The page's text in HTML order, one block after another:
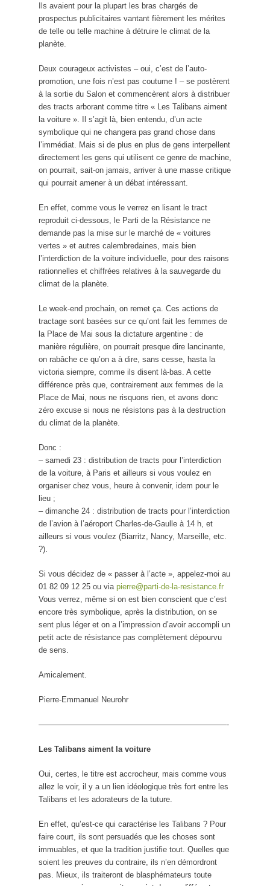
Ils avaient pour la plupart les bras chargés de
prospectus publicitaires vantant fièrement les mérites
de telle ou telle machine à détruire le climat de la
planète.
Deux courageux activistes – oui, c’est de l’auto-
promotion, une fois n’est pas coutume ! – se postèrent
à la sortie du Salon et commencèrent alors à distribuer
des tracts arborant comme titre « Les Talibans aiment
la voiture ». Il s’agit là, bien entendu, d’un acte
symbolique qui ne changera pas grand chose dans
l’immédiat. Mais si de plus en plus de gens interpellent
directement les gens qui utilisent ce genre de machine,
on pourrait, sait-on jamais, arriver à une masse critique
qui pourrait amener à un débat intéressant.
En effet, comme vous le verrez en lisant le tract
reproduit ci-dessous, le Parti de la Résistance ne
demande pas la mise sur le marché de « voitures
vertes » et autres calembredaines, mais bien
l’interdiction de la voiture individuelle, pour des raisons
rationnelles et chiffrées relatives à la sauvegarde du
climat de la planète.
Le week-end prochain, on remet ça. Ces actions de
tractage sont basées sur ce qu’ont fait les femmes de
la Place de Mai sous la dictature argentine : de
manière régulière, on pourrait presque dire lancinante,
on rabâche ce qu’on a à dire, sans cesse, hasta la
victoria siempre, comme ils disent là-bas. A cette
différence près que, contrairement aux femmes de la
Place de Mai, nous ne risquons rien, et avons donc
zéro excuse si nous ne résistons pas à la destruction
du climat de la planète.
Donc :
– samedi 23 : distribution de tracts pour l’interdiction
de la voiture, à Paris et ailleurs si vous voulez en
organiser chez vous, heure à convenir, idem pour le
lieu ;
– dimanche 24 : distribution de tracts pour l’interdiction
de l’avion à l’aéroport Charles-de-Gaulle à 14 h, et
ailleurs si vous voulez (Biarritz, Nancy, Marseille, etc.
?).
Si vous décidez de « passer à l’acte », appelez-moi au
01 82 09 12 25 ou via pierre@parti-de-la-resistance.fr
Vous verrez, même si on est bien conscient que c’est
encore très symbolique, après la distribution, on se
sent plus léger et on a l’impression d’avoir accompli un
petit acte de résistance pas complètement dépourvu
de sens.
Amicalement.
Pierre-Emmanuel Neurohr
————————————————————————-
Les Talibans aiment la voiture
Oui, certes, le titre est accrocheur, mais comme vous
allez le voir, il y a un lien idéologique très fort entre les
Talibans et les adorateurs de la tuture.
En effet, qu’est-ce qui caractérise les Talibans ? Pour
faire court, ils sont persuadés que les choses sont
immuables, et que la tradition justifie tout. Quelles que
soient les preuves du contraire, ils n’en démordront
pas. Mieux, ils traiteront de blasphémateurs toute